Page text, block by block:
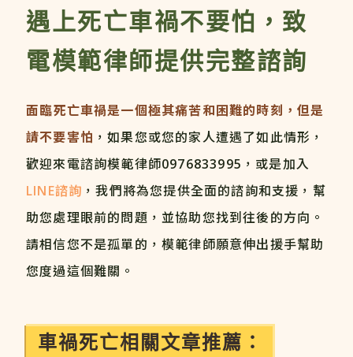
遇上死亡車禍不要怕，致
電模範律師提供完整諮詢
面臨死亡車禍是一個極其痛苦和困難的時刻，但是
請不要害怕 ，如果您或您的家人遭遇了如此情形，
歡迎來電諮詢模範律師0976833995 ，或是加入
LINE諮詢 ，我們將為您提供全面的諮詢和支援，幫
助您處理眼前的問題，並協助您找到往後的方向。
請相信您不是孤單的，模範律師願意伸出援手幫助
您度過這個難關。
車禍死亡相關文章推薦：